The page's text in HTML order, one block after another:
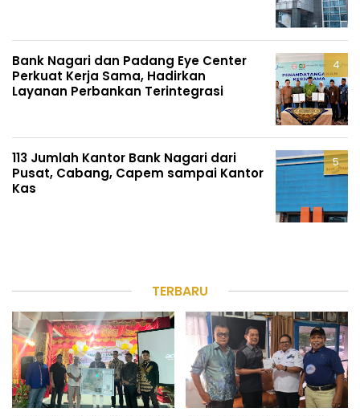
Bank Nagari dan Padang Eye Center
Perkuat Kerja Sama, Hadirkan
Layanan Perbankan Terintegrasi
113 Jumlah Kantor Bank Nagari dari
Pusat, Cabang, Capem sampai Kantor
Kas
TERBARU